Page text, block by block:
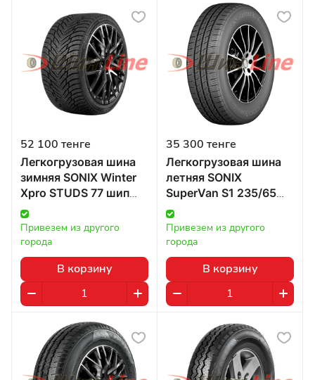
52 100 тенге
Легкогрузовая шина
зимняя SONIX Winter
Xpro STUDS 77 шип
235/65 R16 115/113R в
Казахстане
Привезем из другого
города
В корзину
35 300 тенге
Легкогрузовая шина
летняя SONIX
SuperVan S1 235/65
R16 115/113R в
Казахстане
Привезем из другого
города
В корзину